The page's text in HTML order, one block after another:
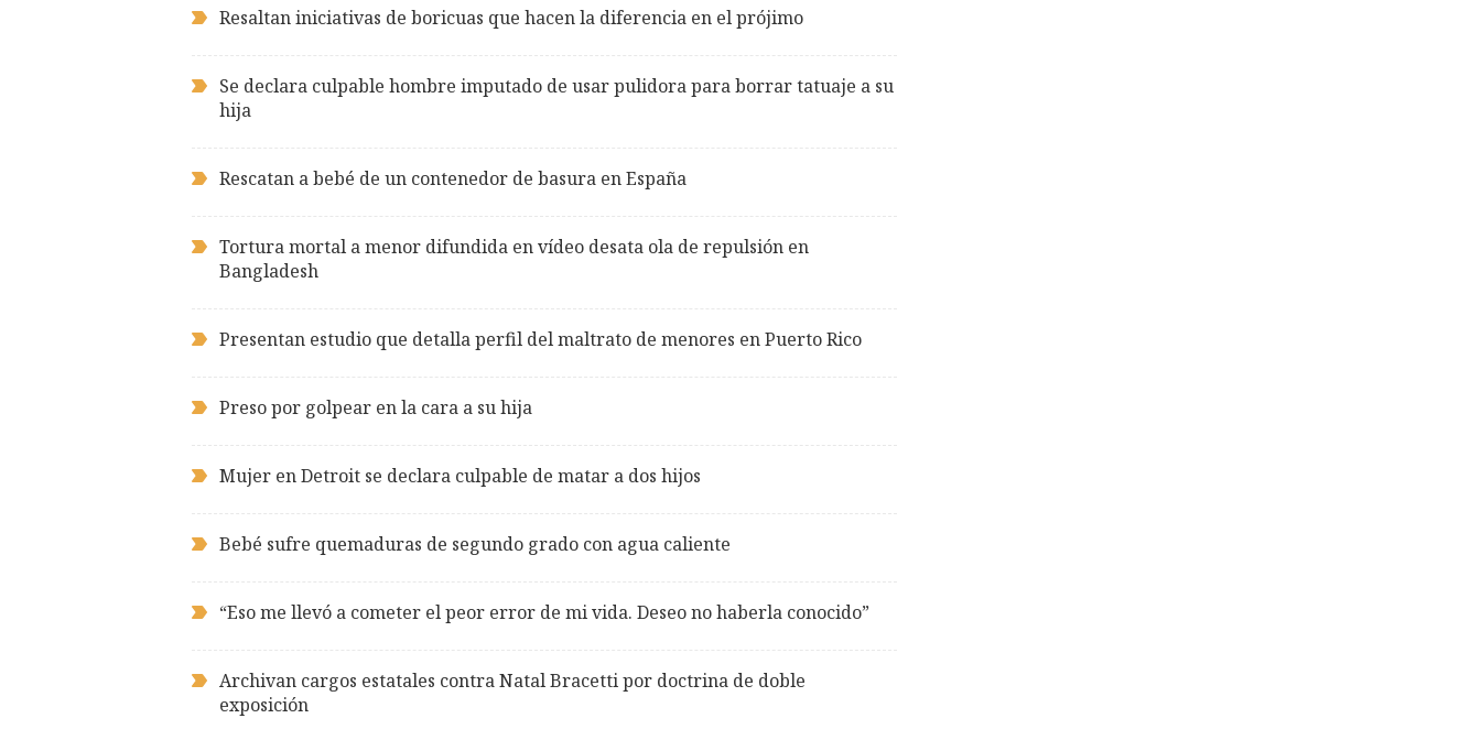
Resaltan iniciativas de boricuas que hacen la diferencia en el prójimo
Se declara culpable hombre imputado de usar pulidora para borrar tatuaje a su
hija
Rescatan a bebé de un contenedor de basura en España
Tortura mortal a menor difundida en vídeo desata ola de repulsión en
Bangladesh
Presentan estudio que detalla perfil del maltrato de menores en Puerto Rico
Preso por golpear en la cara a su hija
Mujer en Detroit se declara culpable de matar a dos hijos
Bebé sufre quemaduras de segundo grado con agua caliente
“Eso me llevó a cometer el peor error de mi vida. Deseo no haberla conocido”
Archivan cargos estatales contra Natal Bracetti por doctrina de doble
exposición